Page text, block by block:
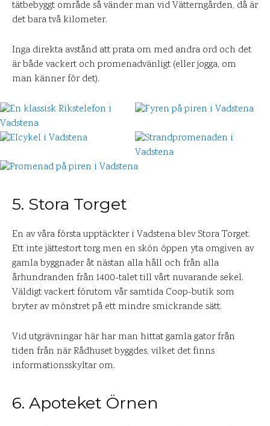
tätbebyggt område så vänder man vid Vätterngården, då är
det bara två kilometer.
Inga direkta avstånd att prata om med andra ord och det
är både vackert och promenadvänligt (eller jogga, om
man känner för det).
5. Stora Torget
En av våra första upptäckter i Vadstena blev Stora Torget.
Ett inte jättestort torg men en skön öppen yta omgiven av
gamla byggnader åt nästan alla håll och från alla
århundranden från 1400-talet till vårt nuvarande sekel.
Väldigt vackert förutom vår samtida Coop-butik som
bryter av mönstret på ett mindre smickrande sätt.
Vid utgrävningar här har man hittat gamla gator från
tiden från när Rådhuset byggdes, vilket det finns
informationsskyltar om.
6. Apoteket Örnen